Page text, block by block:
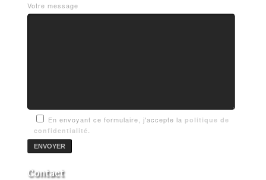
Votre message
En envoyant ce formulaire, j'accepte la politique de
confidentialité.
Contact